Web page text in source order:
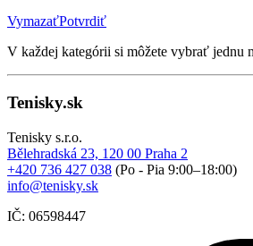
VymazaťPotvrdiť
V každej kategórii si môžete vybrať jednu
Tenisky.sk
Tenisky s.r.o.
Bělehradská 23, 120 00 Praha 2
+420 736 427 038 (Po - Pia 9:00–18:00)
info@tenisky.sk
IČ: 06598447